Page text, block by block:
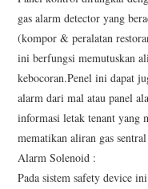
gas alarm detector yang
(kompor & peralatan
ini berfungsi memutuskan
kebocoran.Penel ini dapat
alarm dari mal atau panel
informasi letak tenant yang
mematikan aliran gas
Alarm Solenoid :
Pada sistem safety device